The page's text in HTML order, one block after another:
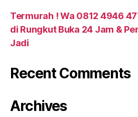
Termurah ! Wa 0812 4946
di Rungkut Buka 24 Jam &
Jadi
Recent Comments
Archives